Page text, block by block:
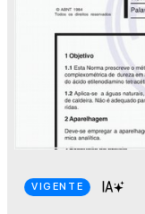
VIGENTE